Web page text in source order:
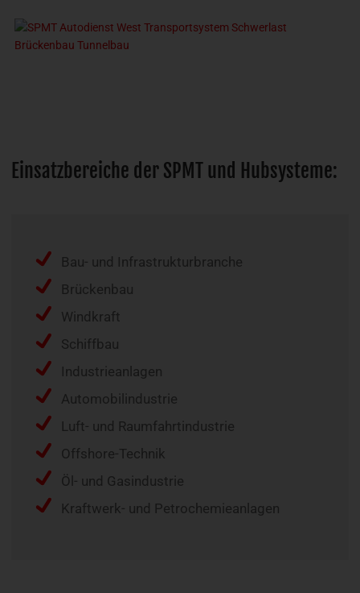
Einsatzbereiche der SPMT und Hubsysteme:
Bau- und Infrastrukturbranche
Brückenbau
Windkraft
Schiffbau
Industrieanlagen
Automobilindustrie
Luft- und Raumfahrtindustrie
Offshore-Technik
Öl- und Gasindustrie
Kraftwerk- und Petrochemieanlagen